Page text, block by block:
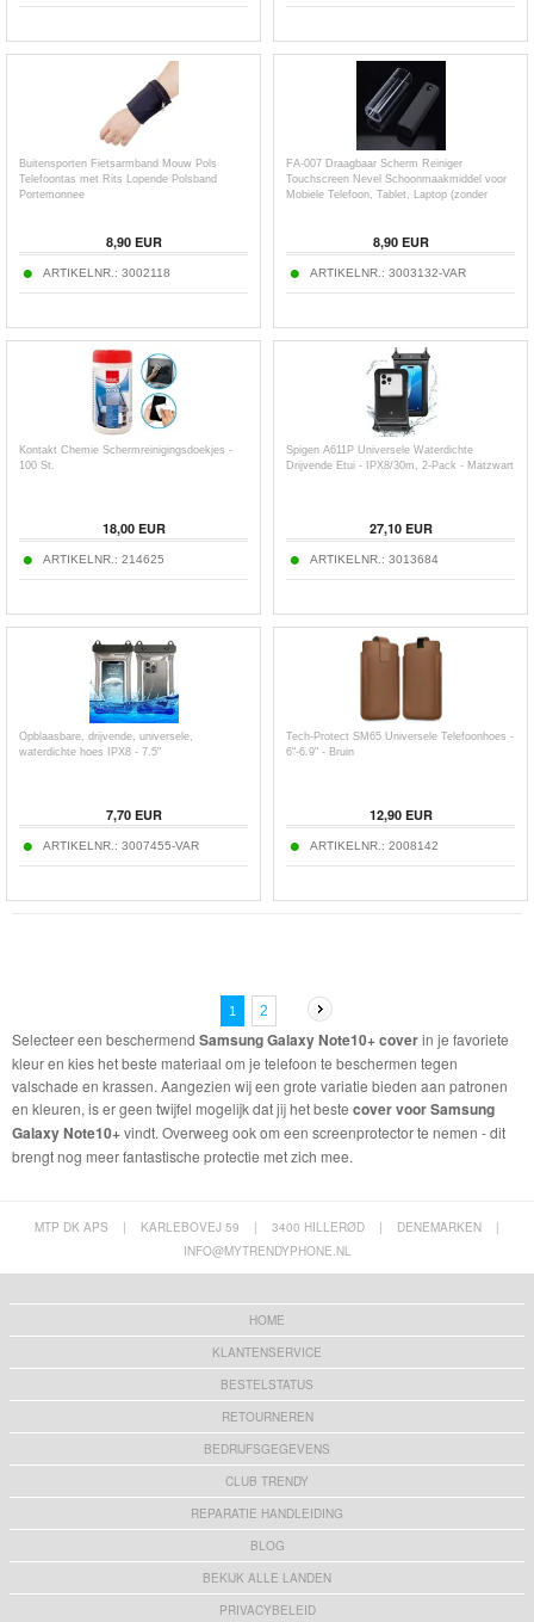
Buitensporten Fietsarmband Mouw Pols
Telefoontas met Rits Lopende Polsband
Portemonnee
8,90EUR
ARTIKELNR.: 3002118
FA-007 Draagbaar Scherm Reiniger
Touchscreen Nevel Schoonmaakmiddel voor
Mobiele Telefoon, Tablet, Laptop (zonder
8,90EUR
ARTIKELNR.: 3003132-VAR
Kontakt Chemie Schermreinigingsdoekjes -
100 St.
18,00EUR
ARTIKELNR.: 214625
Spigen A611P Universele Waterdichte
Drijvende Etui - IPX8/30m, 2-Pack - Matzwart
27,10EUR
ARTIKELNR.: 3013684
Opblaasbare, drijvende, universele,
waterdichte hoes IPX8 - 7.5"
7,70EUR
ARTIKELNR.: 3007455-VAR
Tech-Protect SM65 Universele Telefoonhoes -
6"-6.9" - Bruin
12,90EUR
ARTIKELNR.: 2008142
1 2
Selecteer een beschermend Samsung Galaxy Note10+ coverin je favoriete
kleur en kies het beste materiaal om je telefoon te beschermen tegen
valschade en krassen. Aangezien wij een grote variatie bieden aan patronen
en kleuren, is er geen twijfel mogelijk dat jij het beste cover voor Samsung
Galaxy Note10+vindt. Overweeg ook om een screenprotector te nemen - dit
brengt nog meer fantastische protectie met zich mee.
MTP DK APS | KARLEBOVEJ 59 | 3400 HILLERØD | DENEMARKEN
|
INFO@MYTRENDYPHONE.NL
HOME
KLANTENSERVICE
BESTELSTATUS
RETOURNEREN
BEDRIJFSGEGEVENS
CLUB TRENDY
REPARATIE HANDLEIDING
BLOG
BEKIJK ALLE LANDEN
PRIVACYBELEID